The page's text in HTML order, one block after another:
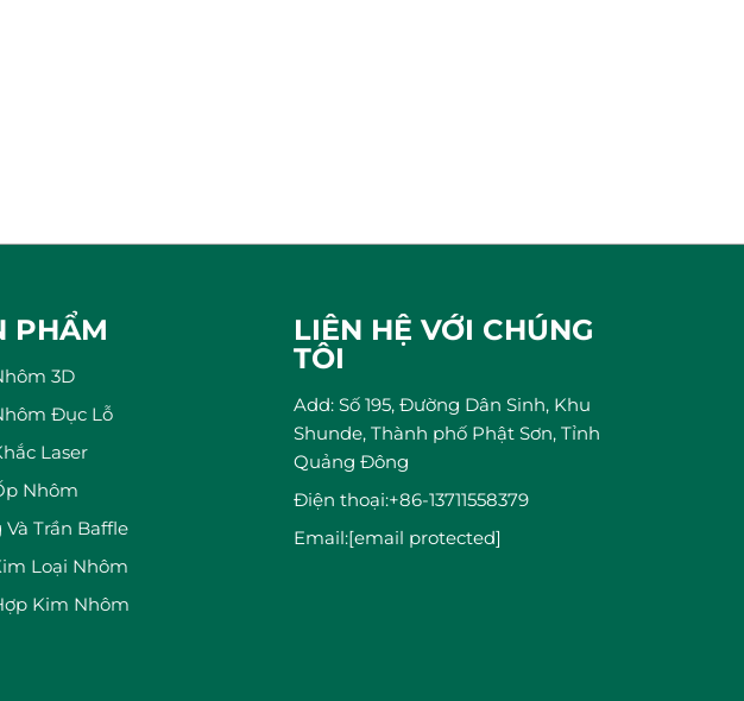
PHẨM
3D
Đục Lỗ
Laser
Nhôm
Và Trần Baffle
Loại Nhôm
Kim Nhôm
LIÊN HỆ VỚI CHÚNG
TÔI
Add: Số 195, Đường Dân Sinh, Khu
Shunde, Thành phố Phật Sơn, Tỉnh
Quảng Đông
Điện thoại:+86-13711558379
Email:[email protected]